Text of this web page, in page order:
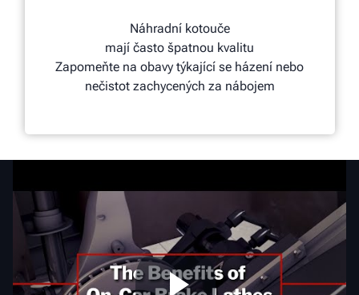
Náhradní kotouče
mají často špatnou kvalitu
Zapomeňte na obavy týkající se házení nebo
nečistot zachycených za nábojem